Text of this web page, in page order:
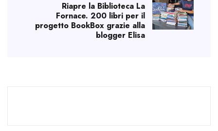
Riapre la Biblioteca La
Fornace. 200 libri per il
progetto BookBox grazie alla
blogger Elisa